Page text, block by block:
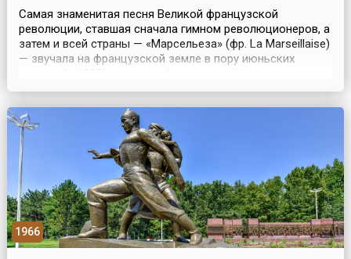
Самая знаменитая песня Великой французской
революции, ставшая сначала гимном революционеров, а
затем и всей страны — «Марсельеза» (фр. La Marseillaise)
— звучала на французской земле в пору июньских
(1848), на баррикадах Парижской коммуны
званом вечере у мэра Страсбурга Фредерика де
Дитриха 26 апр...
1966